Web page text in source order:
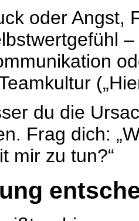
oder Angst,
du die
Frag dich:
mir zu tun?“